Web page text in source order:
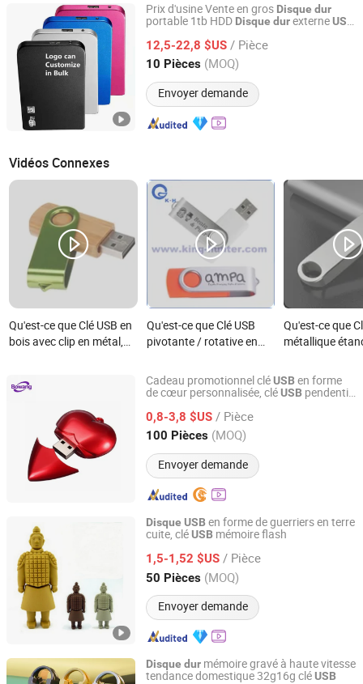
Prix d'usine Vente en gros Disque dur
portable 1tb HDD Disque durexterneUSB
disponible pour PC, ordinateur Mac,
bureau, ordinateur portable
12,5-22,8 $US / Pièce
10 Pièces (MOQ)
Envoyer demande
Shenzhen Esaker Technology Co., Ltd.
Guangdong, China Depuis 2020
Vidéos Connexes
Qu'est-ce que Clé USB en
bois avec clip en métal,
cadeau promotionnel, clé
Qu'est-ce que Clé USB
pivotante / rotative en
flash disque U
Qu'est-ce que
métallique
mémoire flash
Cadeau promotionnel cléUSBen forme
de cœur personnalisée, cléUSB pendentif,
0,8-3,8 $US / Pièce
100 Pièces (MOQ)
Envoyer demande
ShenZhen BoWang DianZi YouXian GongSi
Guangdong, China Depuis 2026
Disque USBen forme de guerriers en terre
cuite, cléUSB mémoire flash
1,5-1,52 $US / Pièce
50 Pièces (MOQ)
Envoyer demande
Shenzhen Creative Memory Technology Limited
Guangdong, China Depuis 2013
Disque dur mémoire gravé à haute vitesse
tendance domestique 32g16g cléUSB